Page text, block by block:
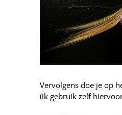
Vervolgens doe je op
(ik gebruik zelf